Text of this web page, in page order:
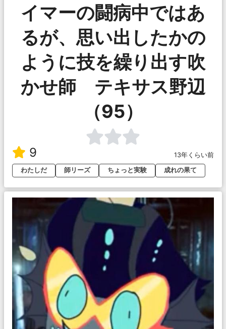
イマーの闘病中ではあ
るが、思い出したかの
ように技を繰り出す吹
かせ師 テキサス野辺
（95）
9
13年くらい前
わたしだ
師リーズ ちょっと実験 成れの果て